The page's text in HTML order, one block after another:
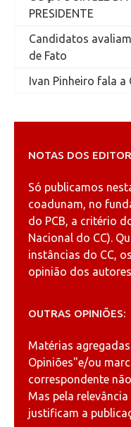
PRESIDENTE
Candidatos
de Fato
Ivan Pinheiro fala a
NOTAS DOS
Só publicamos
coadunam, no
do PCB, a critério
Nacional do CC).
instâncias do CC,
opinião dos
OUTRAS OPINIÕES:
Matérias
Opiniões"e/ou
correspondente
Mas pela
justificam a